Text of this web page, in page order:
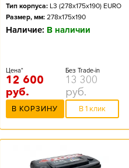
Тип корпуса: L3 (278x175x190) EURO
Размер, мм: 278x175x190
Наличие: В наличии
Цена*
12 600
руб.
Без Trade-in
13 300
руб.
В КОРЗИНУ В 1 клик